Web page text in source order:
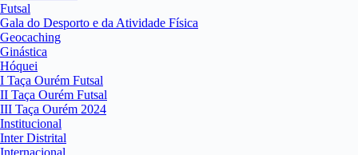
Futsal
Gala do Desporto e da Atividade Física
Geocaching
Ginástica
Hóquei
I Taça Ourém Futsal
II Taça Ourém Futsal
III Taça Ourém 2024
Institucional
Inter Distrital
Internacional